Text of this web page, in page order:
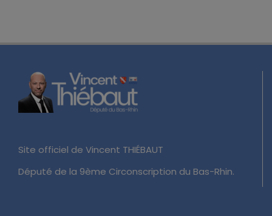
Site officiel de Vincent THIÉBAUT
Député de la 9ème Circonscription du Bas-Rhin.